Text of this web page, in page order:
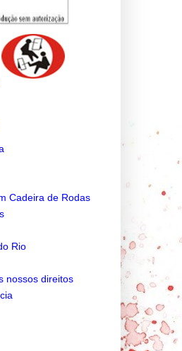
Cadeira de Rodas
Rio
nossos direitos